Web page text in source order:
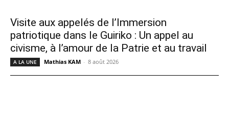
Visite aux appelés de l’Immersion
patriotique dans le Guiriko : Un appel au
civisme, à l’amour de la Patrie et au travail
A LA UNE Mathias KAM - 8 août 2026